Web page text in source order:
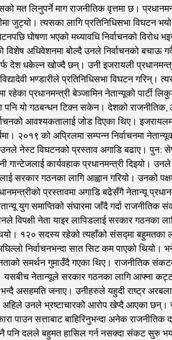
मत लिनुपर्ने माग राजनीतिक वृत्तमा छ।
जुट्यो। त्यसका लागि प्रतिनिधिसभा विघटन
घोषणा भएको मध्यावधि निर्वाचनको
अधिवेशनमा बोल्दै उनले निर्वाचनको बचाऊ
देश धकेल्न खोज्दै छन्। उनी इजरायली
भण्डारीले प्रतिनिधिसभा विघटन
प्रधानमन्त्री बेञ्जामिन नेतान्यूको पार्टी
पनि यो गठबन्धन टिक्न सकेन। देशको
आवश्यकतालाई जोड दिएका थिए।
२०१९ को अप्रिलमा सम्पन्न निर्वाचनमा
नेस्ट विघटनको प्रस्ताव अगाडि बढाए। पुन:
कार्यवहाक प्रधानमन्त्री दिइयो।
सरकार गठनका लागि आह्वान गरियो।
प्रस्तावमा अगाडि बढेसँगै नेतान्यू
युग समाप्तिको संघारमा जाँदै गर्दा राजनीतिक
विपक्षी नेता याइर लापिडलाई सरकार गठनका
१२० सदस्य रहेको त्यहाँको संसद्मा बहुमतका
निर्वाचनभन्दा सात सिट कम पाएको
समर्थन गुमाउँदै गएका थिए।
नेतान्यूले सरकार गठनका लागि आफ्ना
असहमति जनाए। उनीहरुले यहुदी राष्ट्र
उनले भ्रष्टाचारको आरोप खेप्दै आएका
पाउन सत्ताबाट बाहिरिनुभन्दा अनेक
पनि दलले बहुमत हासिल गर्न नसक्दा संकट